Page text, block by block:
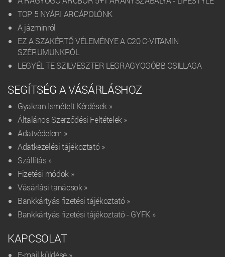
TOP 5 NYÁRI ARCÁPOLÓNK
A jázminról
EZ A SZAKÉRTŐ VÉLEMÉNYE A C20 C-VITAMIN
SZÉRUMUNKRÓL
LEGYÉL TE SZILVESZTER LEGRAGYOGÓBB CSILLAGA
SEGÍTSÉG A VÁSÁRLÁSHOZ
Gyakran Ismételt Kérdések »
Általános Szerződési Feltételek »
Adatvédelem »
Adatkezelési tájékoztató »
Szállítás »
Fizetési módok »
Vásárlási tanácsok »
Bankkártyás fizetési tájékoztató »
Bankkártyás fizetési tájékoztató - GYFK »
KAPCSOLAT